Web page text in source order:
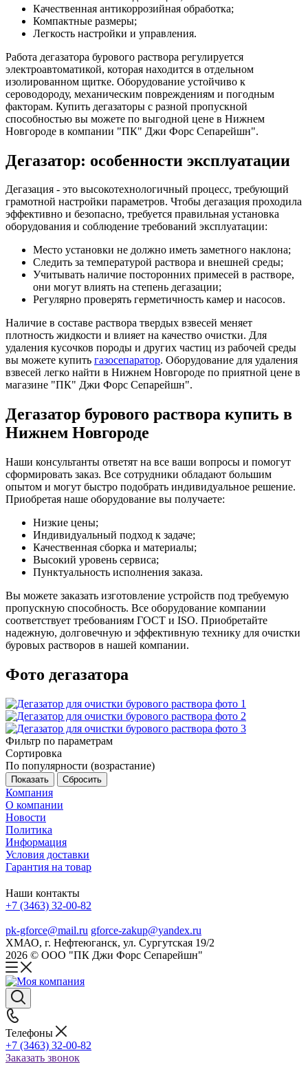
Качественная антикоррозийная обработка;
Компактные размеры;
Легкость настройки и управления.
Работа дегазатора бурового раствора регулируется
электроавтоматикой, которая находится в отдельном
изолированном щитке. Оборудование устойчиво к
сероводороду, механическим повреждениям и погодным
факторам. Купить дегазаторы с разной пропускной
способностью вы можете по выгодной цене в Нижнем
Новгороде в компании "ПК" Джи Форс Сепарейшн".
Дегазатор: особенности эксплуатации
Дегазация - это высокотехнологичный процесс, требующий
грамотной настройки параметров. Чтобы дегазация проходила
эффективно и безопасно, требуется правильная установка
оборудования и соблюдение требований эксплуатации:
Место установки не должно иметь заметного наклона;
Следить за температурой раствора и внешней среды;
Учитывать наличие посторонних примесей в растворе,
они могут влиять на степень дегазации;
Регулярно проверять герметичность камер и насосов.
Наличие в составе раствора твердых взвесей меняет
плотность жидкости и влияет на качество очистки. Для
удаления кусочков породы и других частиц из рабочей среды
вы можете купить газосепаратор. Оборудование для удаления
взвесей легко найти в Нижнем Новгороде по приятной цене в
магазине "ПК" Джи Форс Сепарейшн".
Дегазатор бурового раствора купить в
Нижнем Новгороде
Наши консультанты ответят на все ваши вопросы и помогут
сформировать заказ. Все сотрудники обладают большим
опытом и могут быстро подобрать индивидуальное решение.
Приобретая наше оборудование вы получаете:
Низкие цены;
Индивидуальный подход к задаче;
Качественная сборка и материалы;
Высокий уровень сервиса;
Пунктуальность исполнения заказа.
Вы можете заказать изготовление устройств под требуемую
пропускную способность. Все оборудование компании
соответствует требованиям ГОСТ и ISO. Приобретайте
надежную, долговечную и эффективную технику для очистки
буровых растворов в нашей компании.
Фото дегазатора
Фильтр по параметрам
Сортировка
По популярности (возрастание)
Сбросить
Компания
О компании
Новости
Политика
Информация
Условия доставки
Гарантия на товар
Наши контакты
+7 (3463) 32-00-82
pk-gforce@mail.ru gforce-zakup@yandex.ru
ХМАО, г. Нефтеюганск, ул. Сургутская 19/2
2026 © ООО "ПК Джи Форс Сепарейшн"
Телефоны
+7 (3463) 32-00-82
Заказать звонок